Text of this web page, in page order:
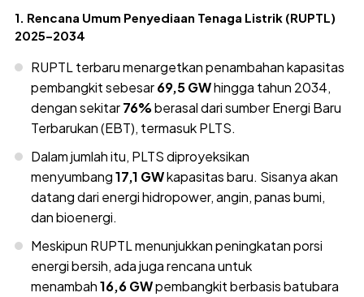
1. Rencana Umum Penyediaan Tenaga Listrik (RUPTL)
2025–2034
RUPTL terbaru menargetkan penambahan kapasitas
pembangkit sebesar69,5 GWhingga tahun 2034,
dengan sekitar76%berasal dari sumber Energi Baru
Terbarukan (EBT), termasuk PLTS.
Dalam jumlah itu, PLTS diproyeksikan
menyumbang17,1 GWkapasitas baru. Sisanya akan
datang dari energi hidropower, angin, panas bumi,
dan bioenergi.
Meskipun RUPTL menunjukkan peningkatan porsi
energi bersih, ada juga rencana untuk
menambah16,6 GWpembangkit berbasis batubara